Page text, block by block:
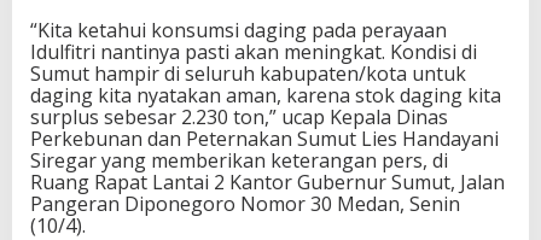
“Kita ketahui konsumsi daging pada perayaan
Idulfitri nantinya pasti akan meningkat. Kondisi di
Sumut hampir di seluruh kabupaten/kota untuk
daging kita nyatakan aman, karena stok daging kita
surplus sebesar 2.230 ton,” ucap Kepala Dinas
Perkebunan dan Peternakan Sumut Lies Handayani
Siregar yang memberikan keterangan pers, di
Ruang Rapat Lantai 2 Kantor Gubernur Sumut, Jalan
Pangeran Diponegoro Nomor 30 Medan, Senin
(10/4).